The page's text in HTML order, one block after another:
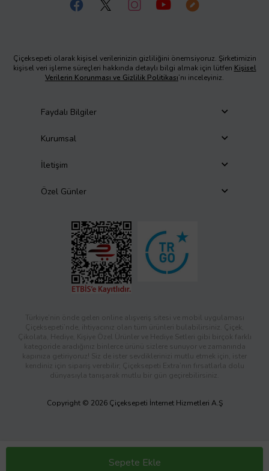
Sepete Ekle
Çiçeksepeti olarak kişisel verilerinizin gizliliğini önemsiyoruz. Şirketimizin
kişisel veri işleme süreçleri hakkında detaylı bilgi almak için lütfen Kişisel
Verilerin Korunması ve Gizlilik Politikası’nı inceleyiniz.
Faydalı Bilgiler
Kurumsal
İletişim
Özel Günler
Türkiye’nin önde gelen online alışveriş sitesi ve mobil uygulaması
Çiçeksepeti’nde, ihtiyacınız olan tüm ürünleri bulabilirsiniz. Çiçek,
Çikolata, Hediye, Kişiye Özel Ürünler ve Hediye Setleri gibi birçok farklı
kategoride aradığınız binlerce ürünü sizlere sunuyor ve zamanında
kapınıza getiriyoruz! Siz de ister sevdiklerinizi mutlu etmek için, ister
kendiniz için sipariş verebilir; Çiçeksepeti Extra’nın fırsatlarla dolu
dünyasıyla tanışarak mutlu bir gün geçirebilirsiniz.
Copyright © 2026 Çiçeksepeti İnternet Hizmetleri A.Ş